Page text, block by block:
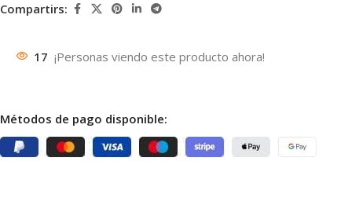
Compartirs:
17 ¡Personas viendo este producto ahora!
Métodos de pago disponible: